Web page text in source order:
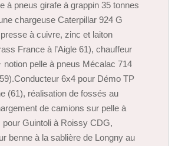
à pneus girafe à grappin 35 tonnes
chargeuse Caterpillar 924 G
à cuivre, zinc et laiton
France à l’Aigle 61), chauffeur
notion pelle à pneus Mécalac 714
6x4 pour Démo TP
(61), réalisation de fossés au
de camions sur pelle à
pour Guintoli à Roissy CDG,
benne à la sablière de Longny au